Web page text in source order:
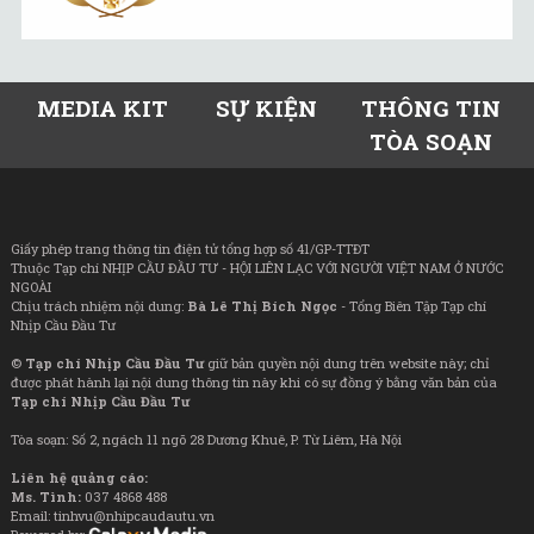
MEDIA KIT SỰ KIỆN
THÔNG TIN
TÒA SOẠN
Giấy phép trang thông tin điện tử tổng hợp số 41/GP-TTĐT
Thuộc Tạp chí NHỊP CẦU ĐẦU TƯ - HỘI LIÊN LẠC VỚI NGƯỜI VIỆT NAM Ở NƯỚC
NGOÀI
Chịu trách nhiệm nội dung: Bà Lê Thị Bích Ngọc - Tổng Biên Tập Tạp chí
Nhịp Cầu Đầu Tư
© Tạp chí Nhịp Cầu Đầu Tưgiữ bản quyền nội dung trên website này; chỉ
được phát hành lại nội dung thông tin này khi có sự đồng ý bằng văn bản của
Tạp chí Nhịp Cầu Đầu Tư
Tòa soạn: Số 2, ngách 11 ngõ 28 Dương Khuê, P. Từ Liêm, Hà Nội
Liên hệ quảng cáo:
Ms. Tình: 037 4868 488
Email: tinhvu@nhipcaudautu.vn